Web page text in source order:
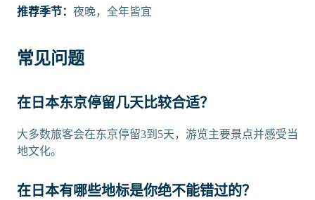
推荐季节： 夜晚，全年皆宜
常见问题
在日本东京停留几天比较合适？
大多数旅客会在东京停留3到5天，游览主要景点并感受当
地文化。
在日本有哪些地标是你绝不能错过的？